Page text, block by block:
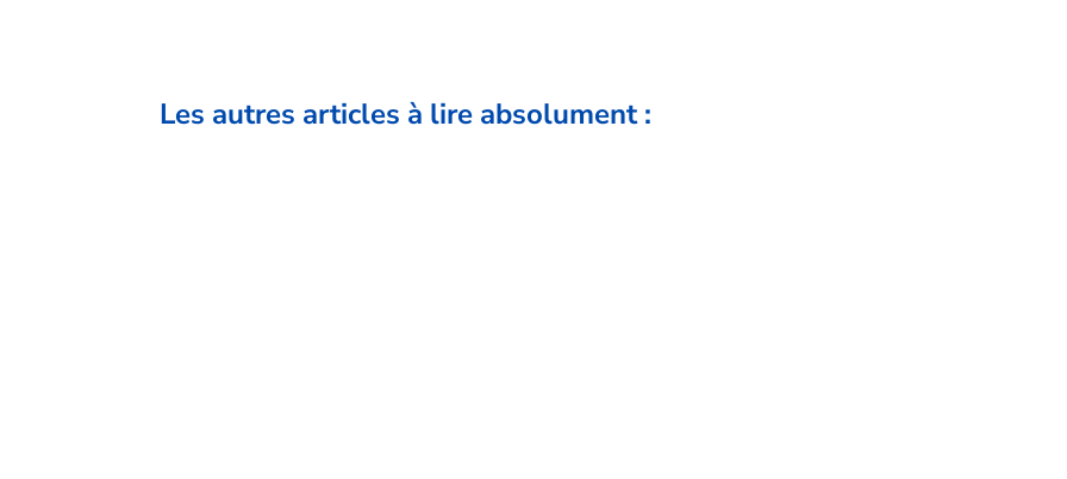
Les autres articles à lire absolument :